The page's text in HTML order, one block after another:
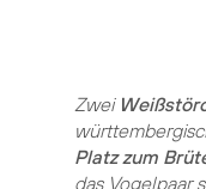
Zwei
Platz zum
das Vogelpaar